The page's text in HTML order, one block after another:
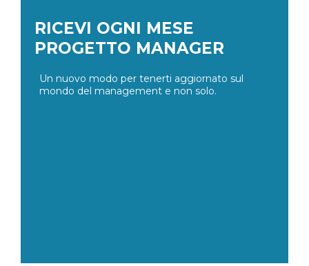
RICEVI OGNI MESE
PROGETTO MANAGER
Un nuovo modo per tenerti aggiornato sul
mondo del management e non solo.